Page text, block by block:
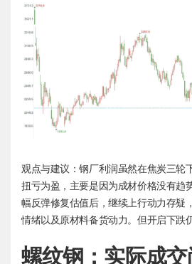
观点与建议：钢厂利润虽然在焦炭三轮
扭亏为盈，主要是因为成材价格没有趋
幅反弹修复估值后，继续上行动力存疑
情绪以及原材料备货动力。但开启下跌
螺纹钢：实际成交